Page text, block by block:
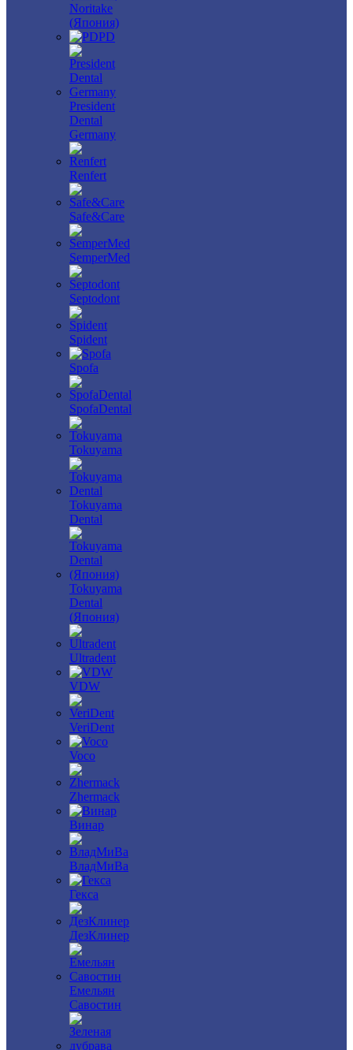
Noritake
(Япония)
PD
President
Dental
Germany
Renfert
Safe&Care
SemperMed
Septodont
Spident
Spofa
SpofaDental
Tokuyama
Tokuyama
Dental
Tokuyama
Dental
(Япония)
Ultradent
VDW
VeriDent
Voco
Zhermack
Винар
ВладМиВа
Гекса
ДезКлинер
Емельян
Савостин